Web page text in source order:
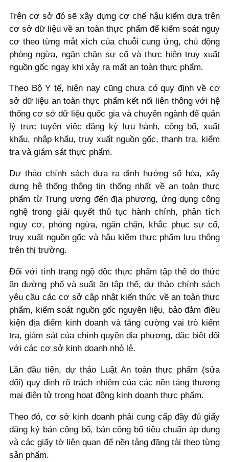
Trên cơ sở đó sẽ xây dựng cơ chế hậu kiểm dựa trên
cơ sở dữ liệu về an toàn thực phẩm để kiểm soát nguy
cơ theo từng mắt xích của chuỗi cung ứng, chủ động
phòng ngừa, ngăn chặn sự cố và thực hiện truy xuất
nguồn gốc ngay khi xảy ra mất an toàn thực phẩm.
Theo Bộ Y tế, hiện nay cũng chưa có quy định về cơ
sở dữ liệu an toàn thực phẩm kết nối liên thông với hệ
thống cơ sở dữ liệu quốc gia và chuyên ngành để quản
lý trực tuyến việc đăng ký lưu hành, công bố, xuất
khẩu, nhập khẩu, truy xuất nguồn gốc, thanh tra, kiểm
tra và giám sát thực phẩm.
Dự thảo chính sách đưa ra định hướng số hóa, xây
dựng hệ thống thông tin thống nhất về an toàn thực
phẩm từ Trung ương đến địa phương, ứng dụng công
nghệ trong giải quyết thủ tục hành chính, phân tích
nguy cơ, phòng ngừa, ngăn chặn, khắc phục sự cố,
truy xuất nguồn gốc và hậu kiểm thực phẩm lưu thông
trên thị trường.
Đối với tình trạng ngộ độc thực phẩm tập thể do thức
ăn đường phố và suất ăn tập thể, dự thảo chính sách
yêu cầu các cơ sở cập nhật kiến thức về an toàn thực
phẩm, kiểm soát nguồn gốc nguyên liệu, bảo đảm điều
kiện địa điểm kinh doanh và tăng cường vai trò kiểm
tra, giám sát của chính quyền địa phương, đặc biệt đối
với các cơ sở kinh doanh nhỏ lẻ.
Lần đầu tiên, dự thảo Luật An toàn thực phẩm (sửa
đổi) quy định rõ trách nhiệm của các nền tảng thương
mại điện tử trong hoạt động kinh doanh thực phẩm.
Theo đó, cơ sở kinh doanh phải cung cấp đầy đủ giấy
đăng ký bản công bố, bản công bố tiêu chuẩn áp dụng
và các giấy tờ liên quan để nền tảng đăng tải theo từng
sản phẩm.